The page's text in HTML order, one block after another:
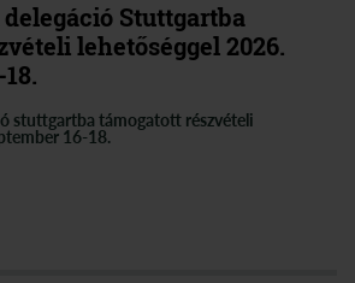
Stuttgartba
lehetőséggel 2026.
stuttgartba támogatott részvételi
16-18.